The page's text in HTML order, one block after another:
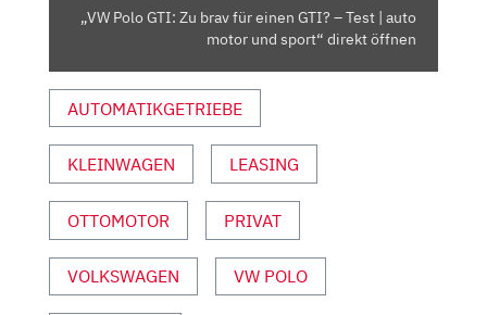
AUTO
MOTOR
SPORT“
VON
YOUTUBE
ANZEIGEN
„VW Polo GTI: Zu brav für einen GTI? – Test | auto
motor und sport“ direkt öffnen
AUTOMATIKGETRIEBE
KLEINWAGEN LEASING
OTTOMOTOR PRIVAT
VOLKSWAGEN VW POLO